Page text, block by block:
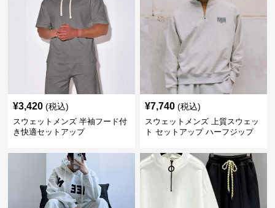
¥3,420 (税込)
スウェットメンズ 半袖フード付
き快適セットアップ
¥7,740 (税込)
スウェットメンズ 上質スウェッ
ト セットアップ ハーフジップ